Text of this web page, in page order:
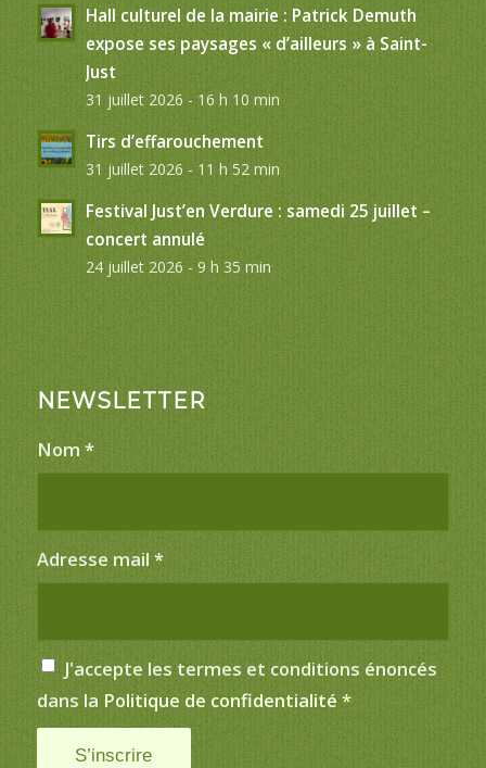
Hall culturel de la mairie : Patrick Demuth
expose ses paysages « d’ailleurs » à Saint-
Just
31 juillet 2026 - 16 h 10 min
Tirs d’effarouchement
31 juillet 2026 - 11 h 52 min
Festival Just’en Verdure : samedi 25 juillet –
concert annulé
24 juillet 2026 - 9 h 35 min
NEWSLETTER
Nom *
Adresse mail *
J'accepte les termes et conditions énoncés
dans la Politique de confidentialité *